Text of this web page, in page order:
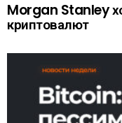
Morgan Stanley
криптовалют